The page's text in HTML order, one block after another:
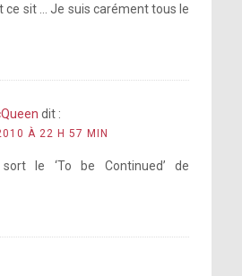
ce sit … Je suis carément tous le
dit :
À 22 H 57 MIN
sort le ‘To be Continued’ de